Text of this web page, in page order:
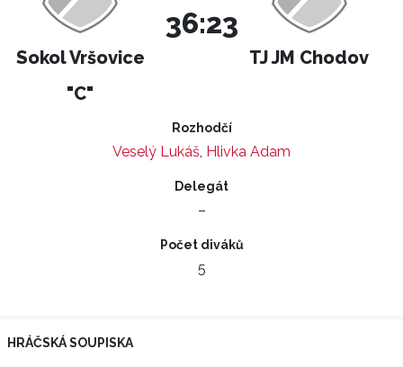
Sokol Vršovice
"C"
36:23
TJ JM Chodov
Rozhodčí
Veselý Lukáš, Hlivka Adam
Delegát
–
Počet diváků
5
HRÁČSKÁ SOUPISKA